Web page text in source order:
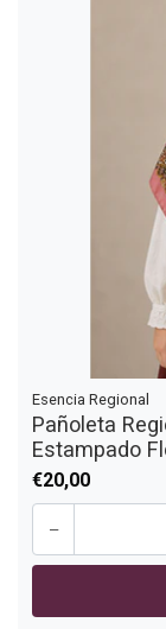
Esencia Regional
Pañoleta
Estampado
€20,00
-